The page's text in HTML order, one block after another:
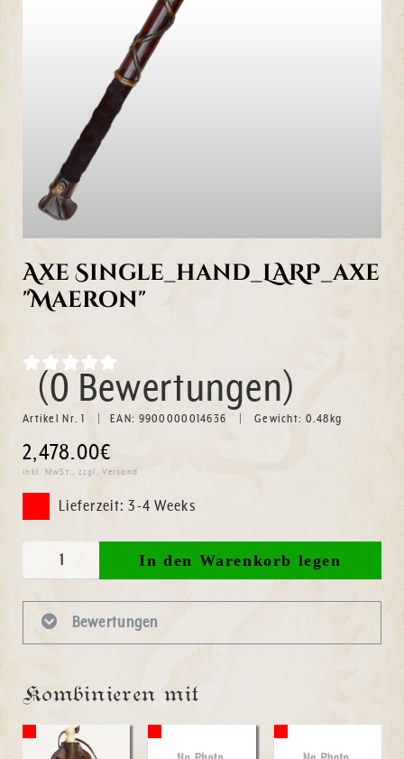
Axe Single_hand_LARP_axe
"Maeron"
(0 Bewertungen)
Artikel Nr. 1 EAN: 9900000014636 Gewicht: 0.48kg
2,478.00€
inkl. MwSt., zzgl. Versand
Lieferzeit: 3-4 Weeks
Bewertungen
Kombinieren mit